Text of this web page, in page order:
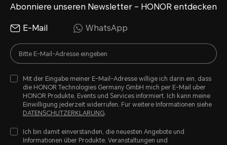
Abonniere unseren Newsletter – HONOR entdecken
E-Mail WhatsApp
Mit der Eingabe meiner E-Mail-Adresse willige ich darin ein, dass
die HONOR Technologies Germany GmbH mich per E-Mail uber
HONOR Produkte, Events und Services informiert. Ich kann meine
Einwilligung jederzeit widerrufen. Fur weitere Informationen siehe
DATENSCHUTZERKLARUNG.
Ich bin damit einverstanden, die neuesten Angebote und
Informationen über Produkte, Veranstaltungen und